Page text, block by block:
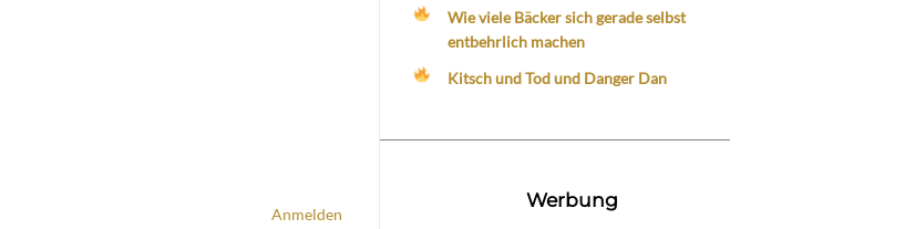
Anmelden
Wie viele Bäcker sich gerade selbst
entbehrlich machen
Kitsch und Tod und Danger Dan
Werbung